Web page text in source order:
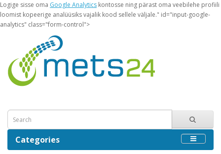
Logige sisse oma Google Analytics kontosse ning pärast oma veebilehe profiili
loomist kopeerige analüüsiks vajalik kood sellele väljale." id="input-google-
analytics" class="form-control">
Categories